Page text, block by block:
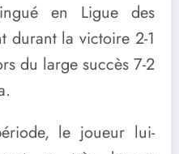
en Ligue des
durant la victoire 2-1
du large succès 7-2
le joueur lui-